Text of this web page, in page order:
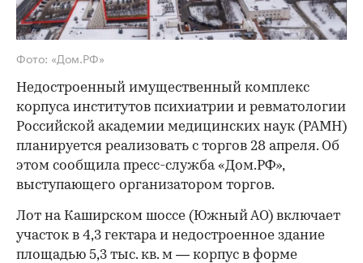
Фото: «Дом.РФ»
Недостроенный имущественный комплекс
корпуса институтов психиатрии и ревматологии
Российской академии медицинских наук (РАМН)
планируется реализовать с торгов 28 апреля. Об
этом сообщила пресс-служба «Дом.РФ»,
выступающего организатором торгов.
Лот на Каширском шоссе (Южный АО) включает
участок в 4,3 гектара и недостроенное здание
площадью 5,3 тыс. кв. м — корпус в форме